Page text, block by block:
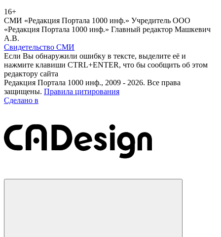
16+
СМИ «Редакция Портала 1000 инф.» Учредитель ООО
«Редакция Портала 1000 инф.» Главный редактор Машкевич
А.В.
Свидетельство СМИ
Если Вы обнаружили ошибку в тексте, выделите её и
нажмите клавиши CTRL+ENTER, что бы сообщить об этом
редактору сайта
Редакция Портала 1000 инф., 2009 - 2026. Все права
защищены. Правила цитирования
Сделано в